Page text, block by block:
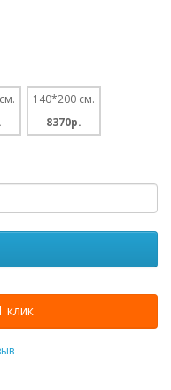
140*200 см.
8370p.
клик